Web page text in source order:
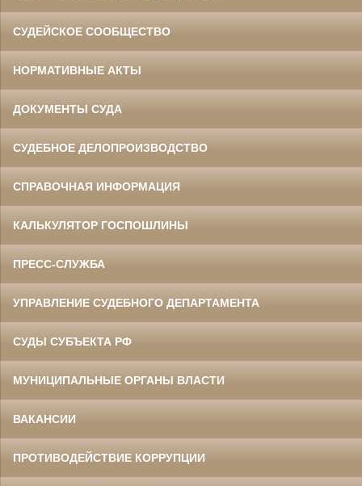
СУДЕЙСКОЕ СООБЩЕСТВО
НОРМАТИВНЫЕ АКТЫ
ДОКУМЕНТЫ СУДА
СУДЕБНОЕ ДЕЛОПРОИЗВОДСТВО
СПРАВОЧНАЯ ИНФОРМАЦИЯ
КАЛЬКУЛЯТОР ГОСПОШЛИНЫ
ПРЕСС-СЛУЖБА
УПРАВЛЕНИЕ СУДЕБНОГО ДЕПАРТАМЕНТА
СУДЫ СУБЪЕКТА РФ
МУНИЦИПАЛЬНЫЕ ОРГАНЫ ВЛАСТИ
ВАКАНСИИ
ПРОТИВОДЕЙСТВИЕ КОРРУПЦИИ